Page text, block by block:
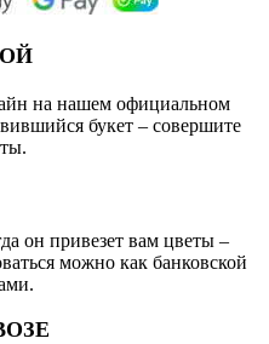
на нашем официальном
букет – совершите
он привезет вам цветы –
можно как банковской